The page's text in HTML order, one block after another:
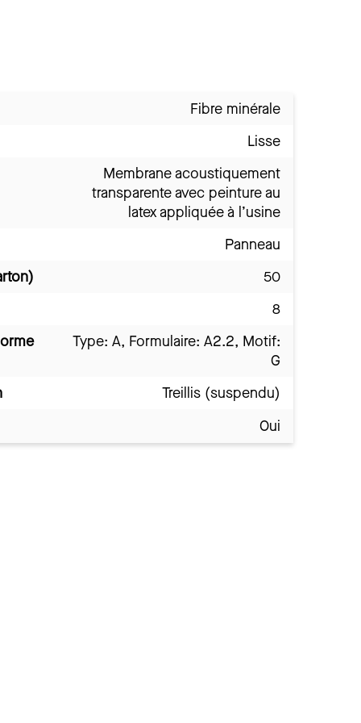
Fibre minérale
Lisse
Membrane acoustiquement
transparente avec peinture au
latex appliquée à l’usine
Panneau
50
8
Type: A, Formulaire: A2.2, Motif:
G
Treillis (suspendu)
Oui